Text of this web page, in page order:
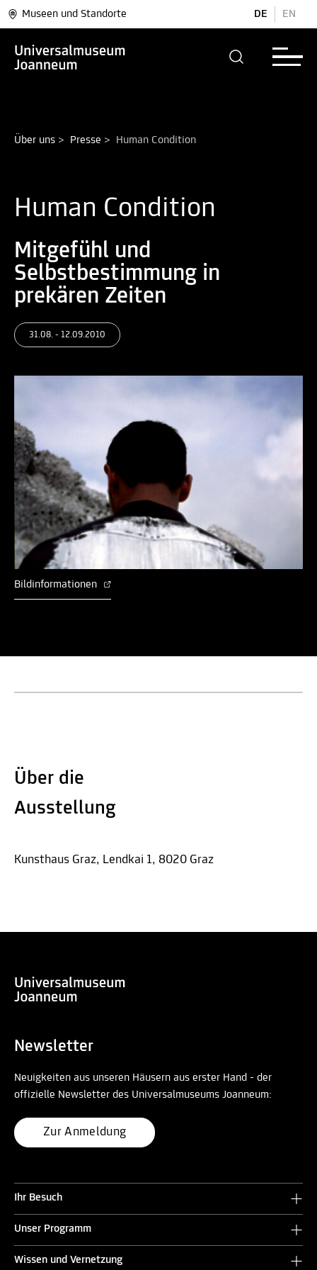
Museen und Standorte DE EN
Über uns > Presse > Human Condition
Human Condition
Mitgefühl und
Selbstbestimmung in
prekären Zeiten
31.08. - 12.09.2010
Bildinformationen
Über die
Ausstellung
Kunsthaus Graz, Lendkai 1, 8020 Graz
Newsletter
Neuigkeiten aus unseren Häusern aus erster Hand - der
offizielle Newsletter des Universalmuseums Joanneum:
Zur Anmeldung
Ihr Besuch
Unser Programm
Wissen und Vernetzung